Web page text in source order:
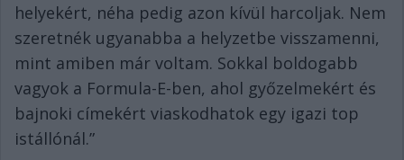
helyekért, néha pedig azon kívül harcoljak. Nem
szeretnék ugyanabba a helyzetbe visszamenni,
mint amiben már voltam. Sokkal boldogabb
vagyok a Formula-E-ben, ahol győzelmekért és
bajnoki címekért viaskodhatok egy igazi top
istállónál.”